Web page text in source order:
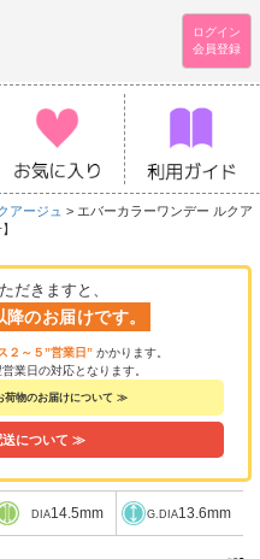
ログイン
会員登録
アージュ > エバーカラーワンデー ルクア
だきますと、
のお届けです。
２～５”営業日” かかります。
業日の対応となります。
荷物のお届けについて ≫
送について ≫
DIA14.5mm G.DIA13.6mm